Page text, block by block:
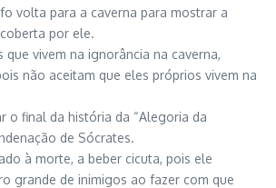
volta para a caverna para mostrar a
por ele.
que vivem na ignorância na caverna,
não aceitam que eles próprios vivem na
o final da história da “Alegoria da
de Sócrates.
à morte, a beber cicuta, pois ele
grande de inimigos ao fazer com que